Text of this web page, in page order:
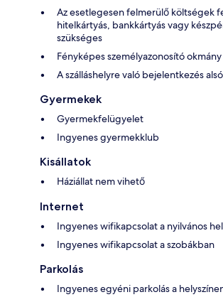
Az esetlegesen felmerülő költségek
hitelkártyás, bankkártyás vagy
szükséges
Fényképes személyazonosító
A szálláshelyre való bejelentkezés
Gyermekek
Gyermekfelügyelet
Ingyenes gyermekklub
Kisállatok
Háziállat nem vihető
Internet
Ingyenes wifikapcsolat a nyilvános
Ingyenes wifikapcsolat a szobákban
Parkolás
Ingyenes egyéni parkolás a